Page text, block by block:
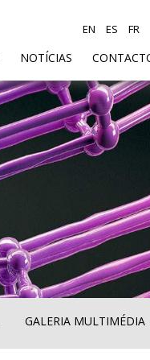
NOTÍCIAS
EN ES FR
GALERIA MULTIMÉDIA